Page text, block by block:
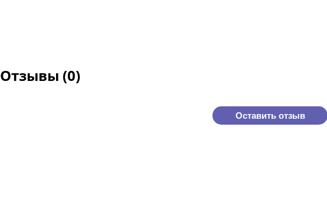
Отзывы (0)
Оставить отзыв